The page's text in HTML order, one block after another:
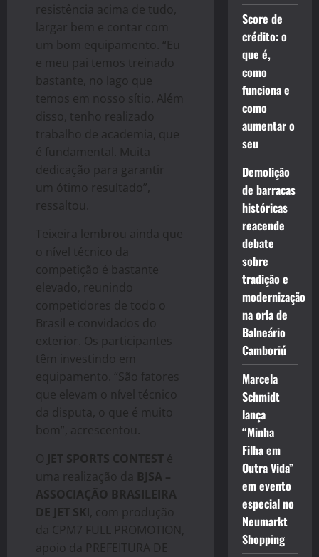
resistência acima de tudo,
largar bem e contar com
um bom equipamento. “Eu
e meu pai temos treinado
bastante, no lago que
temos em nosso sítio. Além
disso, tenho realizado
trabalho de academia, que
é fundamental. Muita
dedicação para garantir
um ótimo resultado”,
ressaltou.
Teixeira lembrou ainda que
o nível técnico da
competição é bastante
elevado, reunindo
competidores de todo o
Brasil e convidados do
exterior. Os participantes
têm investindo em
equipamento. “São fatores
que elevam o nível técnico
da disputa, o que é muito
bom”, acrescentou.
O JET SPORTS CONTEST é
uma realização da BJSA –
ASSOCIAÇÃO BRASILEIRA
DE JET SK I, com produção
da CPM7 FULL PROMOTION,
apoio da PREFEITURA DE
Score de
crédito: o
que é,
como
funciona e
como
aumentar o
seu
Demolição
de barracas
históricas
reacende
debate
sobre
tradição e
modernização
na orla de
Balneário
Camboriú
Marcela
Schmidt
lança
“Minha
Filha em
Outra Vida”
em evento
especial no
Neumarkt
Shopping